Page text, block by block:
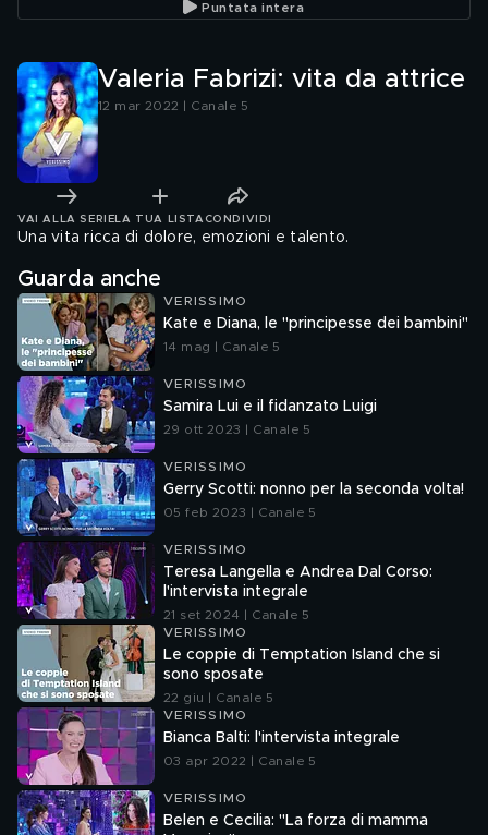
Puntata intera
Valeria Fabrizi: vita da attrice
12 mar 2022 | Canale 5
VAI ALLA SERIE LA TUA LISTA CONDIVIDI
Una vita ricca di dolore, emozioni e talento.
Guarda anche
VERISSIMO
Kate e Diana, le "principesse dei bambini"
14 mag | Canale 5
VERISSIMO
Samira Lui e il fidanzato Luigi
29 ott 2023 | Canale 5
VERISSIMO
Gerry Scotti: nonno per la seconda volta!
05 feb 2023 | Canale 5
VERISSIMO
Teresa Langella e Andrea Dal Corso:
l'intervista integrale
21 set 2024 | Canale 5
VERISSIMO
Le coppie di Temptation Island che si
sono sposate
22 giu | Canale 5
VERISSIMO
Bianca Balti: l'intervista integrale
03 apr 2022 | Canale 5
VERISSIMO
Belen e Cecilia: "La forza di mamma